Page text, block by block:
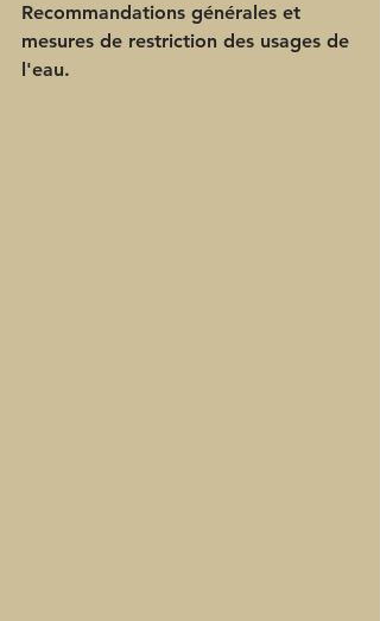
Recommandations générales et
mesures de restriction des usages de
l'eau.